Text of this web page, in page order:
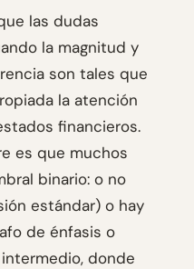
las dudas
la magnitud y
son tales que
la atención
financieros.
es que muchos
binario: o no
estándar) o hay
de énfasis o
donde